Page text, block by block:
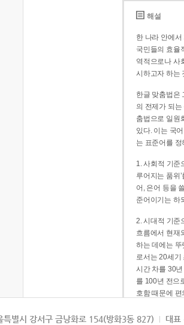
해설
한 나라 안에
국민들의 효율
역적으로나 사
시하고자 하는
한글 맞춤법은
의 전제가 되
춤법으로 일원
있다. 이는 국
는 표준어를
1. 사회적 기준
루어지는 품위
어, 은어 등을
준어이기는 하
2. 시대적 기준
흐름에서 현재
하는 데에는 뚜
로서는 20세기
시간 차를 30
를 100년 전으
호함 때문에 편
3. 지역적 기
별시 강서구 금낭화로 154(방화3동 827) 대